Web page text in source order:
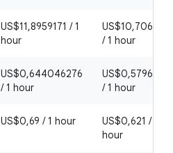
US$11,8959171 / 1
hour
/ 1 hour
US$0,644046276
/ 1 hour
/ 1 hour
US$0,69 / 1 hour
US$0,621 / 1
hour